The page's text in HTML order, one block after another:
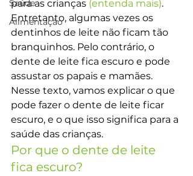
Saúde
Alimentação
para as crianças (entenda mais).
Entretanto, algumas vezes os
dentinhos de leite não ficam tão
branquinhos. Pelo contrário, o
dente de leite fica escuro e pode
assustar os papais e mamães.
Nesse texto, vamos explicar o que
pode fazer o dente de leite ficar
escuro, e o que isso significa para a
saúde das crianças.
Por que o dente de leite
fica escuro?